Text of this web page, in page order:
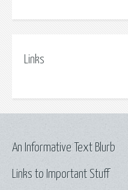
Links
Links to Important Stuff
An Informative Text Blurb